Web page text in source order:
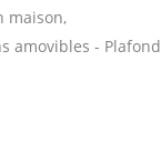
maison,
amovibles - Plafond